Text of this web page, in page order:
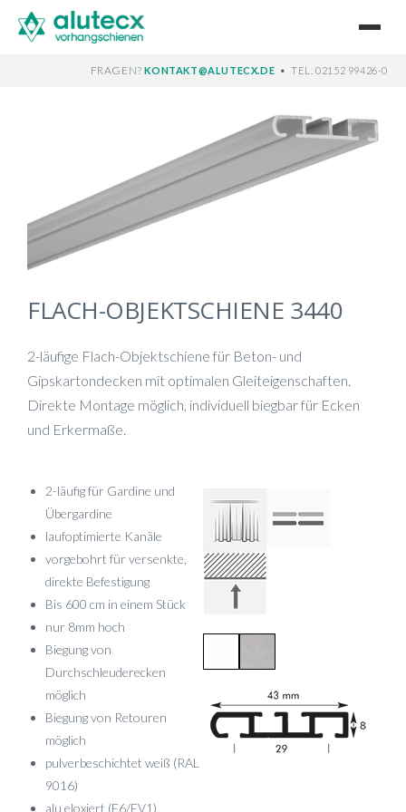
FRAGEN?KONTAKT@ALUTECX.DE •TEL. 02152 99426-0
FLACH-OBJEKTSCHIENE 3440
2-läufige Flach-Objektschiene für Beton- und
Gipskartondecken mit optimalen Gleiteigenschaften.
Direkte Montage möglich, individuell biegbar für Ecken
und Erkermaße.
2-läufig für Gardine und
Übergardine
laufoptimierte Kanäle
vorgebohrt für versenkte,
direkte Befestigung
Bis 600 cm in einem Stück
nur 8mm hoch
Biegung von
Durchschleuderecken
möglich
Biegung von Retouren
möglich
pulverbeschichtet weiß (RAL
9016)
alu eloxiert (E6/EV1)